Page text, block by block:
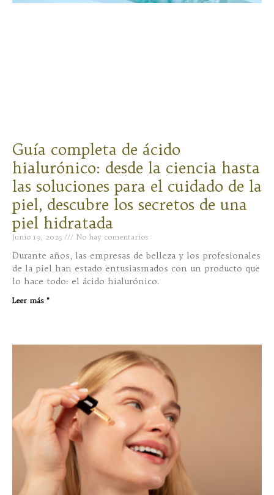
Guía completa de ácido
hialurónico: desde la ciencia hasta
las soluciones para el cuidado de la
piel, descubre los secretos de una
piel hidratada
junio 19, 2025 No hay comentarios
Durante años, las empresas de belleza y los profesionales
de la piel han estado entusiasmados con un producto que
lo hace todo: el ácido hialurónico.
Leer más "